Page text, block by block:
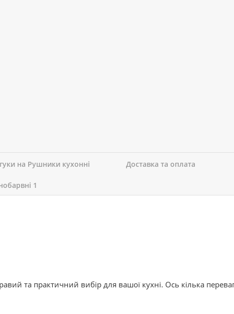
на Рушники кухонні
1
Доставка та оплата
та практичний вибір для вашої кухні. Ось кілька